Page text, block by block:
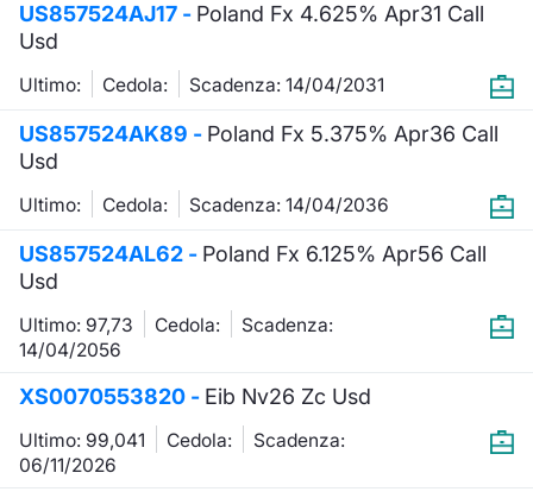
US857524AJ17 - Poland Fx 4.625% Apr31 Call
Usd
Ultimo: Cedola: Scadenza: 14/04/2031
US857524AK89 - Poland Fx 5.375% Apr36 Call
Usd
Ultimo: Cedola: Scadenza: 14/04/2036
US857524AL62 - Poland Fx 6.125% Apr56 Call
Usd
Ultimo: 97,73 Cedola:
Scadenza:
14/04/2056
XS0070553820 - Eib Nv26 Zc Usd
Ultimo: 99,041 Cedola:
Scadenza:
06/11/2026